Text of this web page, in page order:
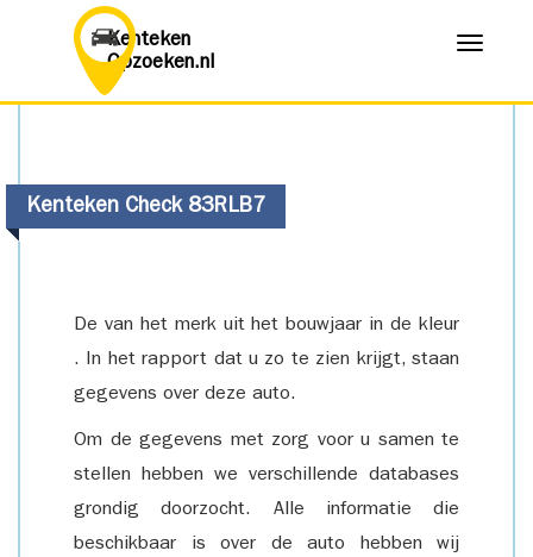
Kenteken
Opzoeken.nl
Menu
Kenteken Check 83RLB7
De van het merk uit het bouwjaar in de kleur
. In het rapport dat u zo te zien krijgt, staan
gegevens over deze auto.
Om de gegevens met zorg voor u samen te
stellen hebben we verschillende databases
grondig doorzocht. Alle informatie die
beschikbaar is over de auto hebben wij